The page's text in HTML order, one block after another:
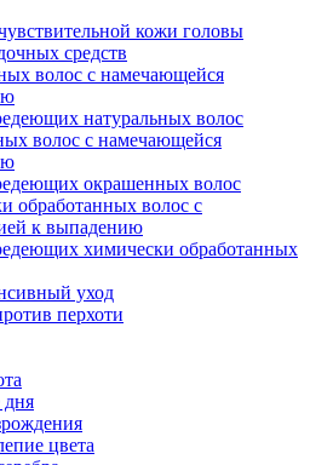
кожи головы
средств
волос с намечающейся
натуральных волос
волос с намечающейся
окрашенных волос
обработанных волос с
к выпадению
химически обработанных
уход
перхоти
дня
цвета